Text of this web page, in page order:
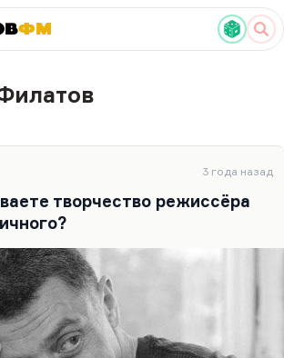
ФМ
3 года назад
творчество режиссёра